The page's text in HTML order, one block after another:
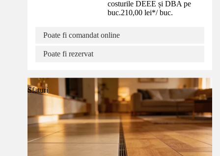
costurile DEEE și DBA pe
buc.210,00 lei*/ buc.
Poate fi comandat online
Poate fi rezervat
Sfaturi